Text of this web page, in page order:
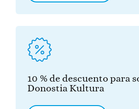
10 % de descuento para
Donostia Kultura